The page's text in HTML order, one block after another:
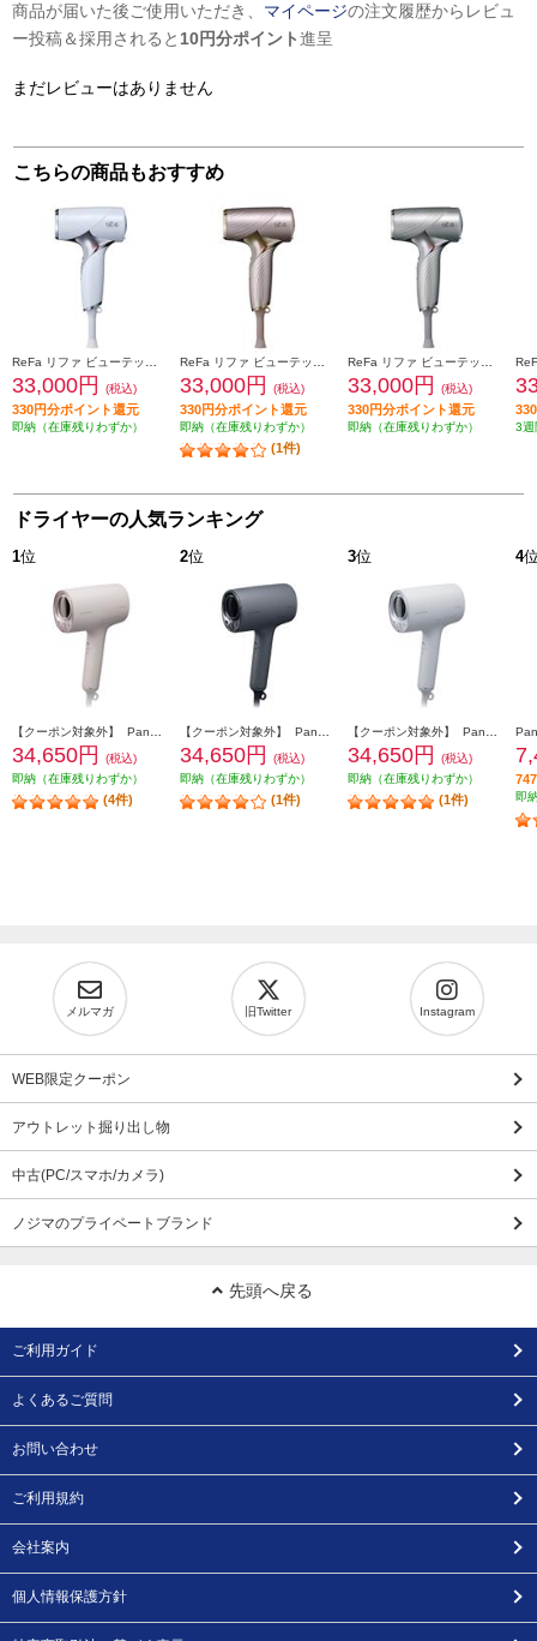
商品が届いた後ご使用いただき、 マイページの注文履歴からレビュ
ー投稿＆採用されると 10円分ポイント進呈
まだレビューはありません
こちらの商品もおすすめ
33,000円 (税込)
330円分ポイント還元
即納（在庫残りわずか）
33,000円 (税込)
330円分ポイント還元
即納（在庫残りわずか）
(1件)
33,000円 (税込)
330円分ポイント還元
即納（在庫残りわずか） 3週
ドライヤーの人気ランキング
1位
34,650円
(税込)
即納（在庫残りわずか）
(4件)
2位
34,650円
(税込)
即納（在庫残りわずか）
(1件)
3位
34,650円
(税込)
即納（在庫残りわずか）
(1件)
4
即
メルマガ 旧Twitter Instagram
WEB限定クーポン
アウトレット掘り出し物
中古(PC/スマホ/カメラ)
ノジマのプライベートブランド
先頭へ戻る
ご利用ガイド
よくあるご質問
お問い合わせ
ご利用規約
会社案内
個人情報保護方針